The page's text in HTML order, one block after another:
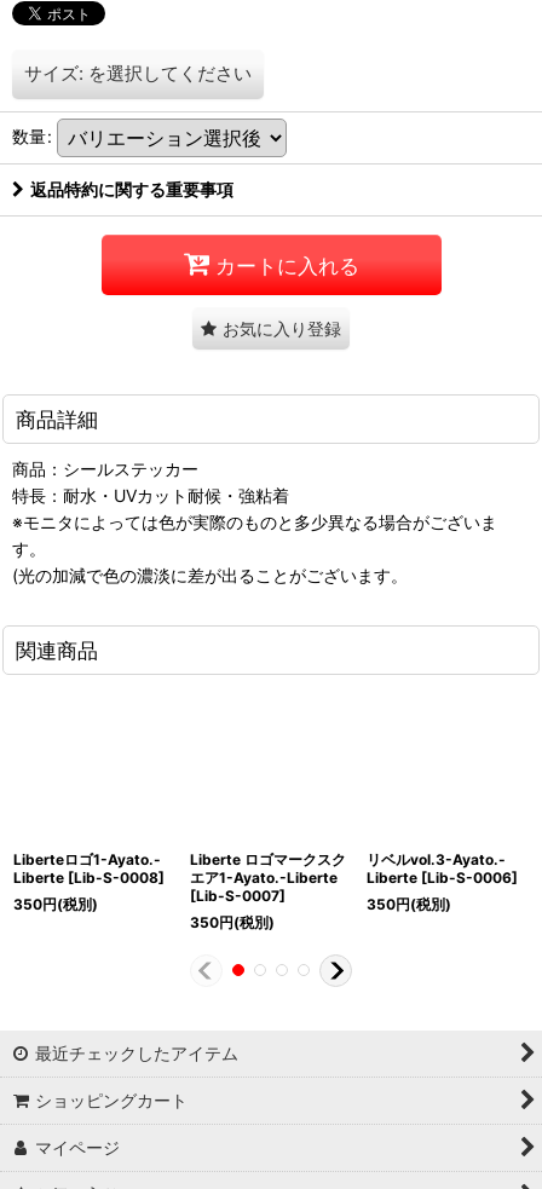
サイズ: を選択してください
数量:
返品特約に関する重要事項
カートに入れる
お気に入り登録
商品詳細
商品：シールステッカー
特長：耐水・UVカット耐候・強粘着
※モニタによっては色が実際のものと多少異なる場合がございま
す。
(光の加減で色の濃淡に差が出ることがございます。
関連商品
Liberteロゴ1-Ayato.-
Liberte [Lib-S-0008]
350円(税別)
Liberte ロゴマークスク
エア1-Ayato.-Liberte
[Lib-S-0007]
350円(税別)
リベルvol.3-Ayato.-
Liberte [Lib-S-0006]
350円(税別)
最近チェックしたアイテム
ショッピングカート
マイページ